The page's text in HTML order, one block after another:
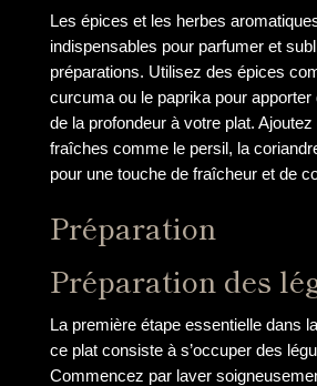
Les épices et les herbes
indispensables pour parfumer et
préparations. Utilisez des épices
curcuma ou le paprika pour apporter
de la profondeur à votre plat.
fraîches comme le persil, la
pour une touche de fraîcheur et de
Préparation
Préparation des
La première étape essentielle dans
ce plat consiste à s’occuper des
Commencez par laver